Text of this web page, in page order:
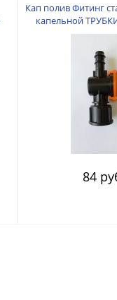
Кап полив Фитинг
капельной
84